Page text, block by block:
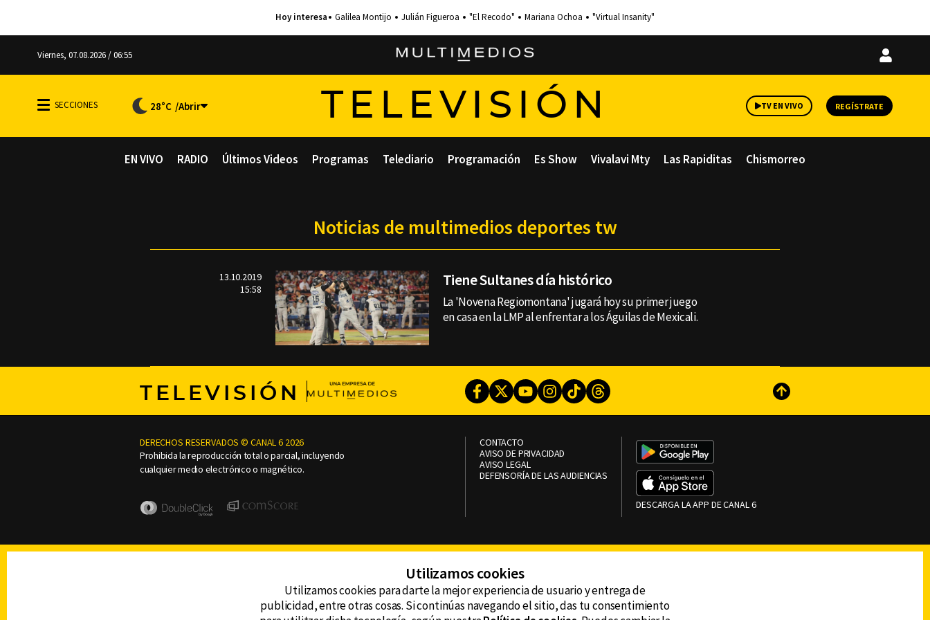
Galilea Montijo Julián Figueroa "El Recodo" Mariana Ochoa "Virtual Insanity"
Viernes, 07.08.2026 / 06:55
Iniciar
28°C TELEVISIÓN TV EN VIVO REGÍSTRATE
EN VIVO RADIO Últimos Videos Programas Telediario Programación Es Show Vivalavi Mty Las Rapiditas Chismorreo
Noticias de multimedios deportes tw
13.10.2019
15:58
Tiene Sultanes día histórico
La 'Novena Regiomontana' jugará hoy su primer juego
en casa en la LMP al enfrentar a los Águilas de Mexicali.
TELEVISIÓN Facebook
TwitterYoutubeInstagram
TikTokThreads Subir
DERECHOS RESERVADOS © CANAL 6 2026
Prohibida la reproducción total o parcial, incluyendo
cualquier medio electrónico o magnético.
CONTACTO
AVISO DE PRIVACIDAD
AVISO LEGAL
DEFENSORÍA DE LAS AUDIENCIAS
DESCARGA LA APP DE CANAL 6
Utilizamos cookies
Utilizamos cookies para darte la mejor experiencia de usuario y entrega de
publicidad, entre otras cosas. Si continúas navegando el sitio, das tu consentimiento